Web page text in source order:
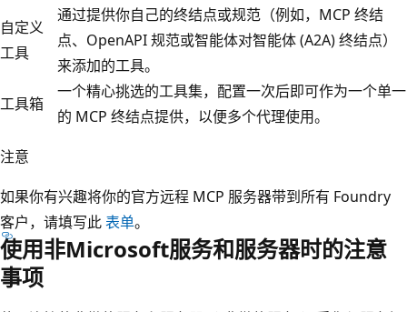
自定义
工具
通过提供你自己的终结点或规范（例如，MCP 终结
点、OpenAPI 规范或智能体对智能体 (A2A) 终结点）
来添加的工具。
工具箱
一个精心挑选的工具集，配置一次后即可作为一个单一
的 MCP 终结点提供，以便多个代理使用。
注意
如果你有兴趣将你的官方远程 MCP 服务器带到所有 Foundry
客户，请填写此表单。
使用非Microsoft服务和服务器时的注意
事项